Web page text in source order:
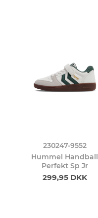
230247-9552
Hummel Handball
Perfekt Sp Jr
299,95 DKK